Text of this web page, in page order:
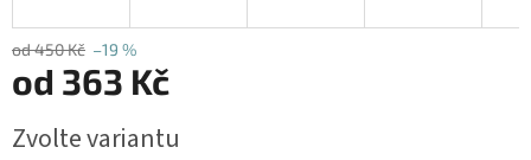
od 450 Kč –19 %
od 363 Kč
cena:
Zvolte variantu